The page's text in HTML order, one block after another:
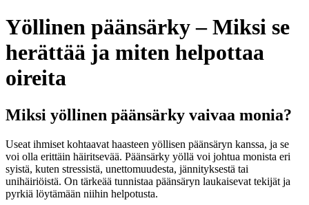
Yöllinen päänsärky – Miksi se
herättää ja miten helpottaa
oireita
Miksi yöllinen päänsärky vaivaa monia?
Useat ihmiset kohtaavat haasteen yöllisen päänsäryn kanssa, ja se
voi olla erittäin häiritsevää. Päänsärky yöllä voi johtua monista eri
syistä, kuten stressistä, unettomuudesta, jännityksestä tai
unihäiriöistä. On tärkeää tunnistaa päänsäryn laukaisevat tekijät ja
pyrkiä löytämään niihin helpotusta.